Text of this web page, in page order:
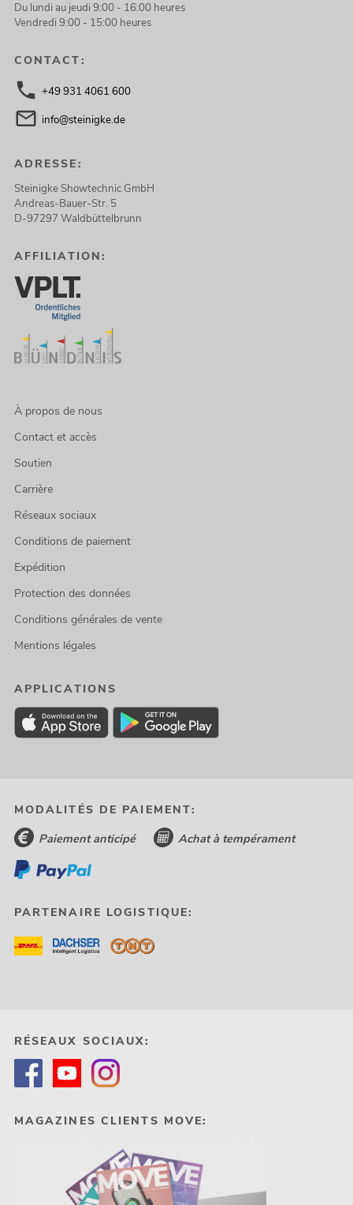
Du lundi au jeudi 9:00 - 16:00 heures
Vendredi 9:00 - 15:00 heures
CONTACT:
+49 931 4061 600
info@steinigke.de
ADRESSE:
Steinigke Showtechnic GmbH
Andreas-Bauer-Str. 5
D-97297 Waldbüttelbrunn
AFFILIATION:
À propos de nous
Contact et accès
Soutien
Carrière
Réseaux sociaux
Conditions de paiement
Expédition
Protection des données
Conditions générales de vente
Mentions légales
APPLICATIONS
MODALITÉS DE PAIEMENT:
Paiement anticipé Achat à tempérament
PARTENAIRE LOGISTIQUE:
RÉSEAUX SOCIAUX:
MAGAZINES CLIENTS MOVE: